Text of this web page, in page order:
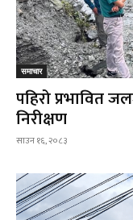
समाचार
पहिरो प्रभावित
निरीक्षण
साउन १६, २०८३